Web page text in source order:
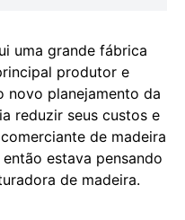
uma grande fábrica
produtor e
novo planejamento da
reduzir seus custos e
de madeira
estava pensando
de madeira.